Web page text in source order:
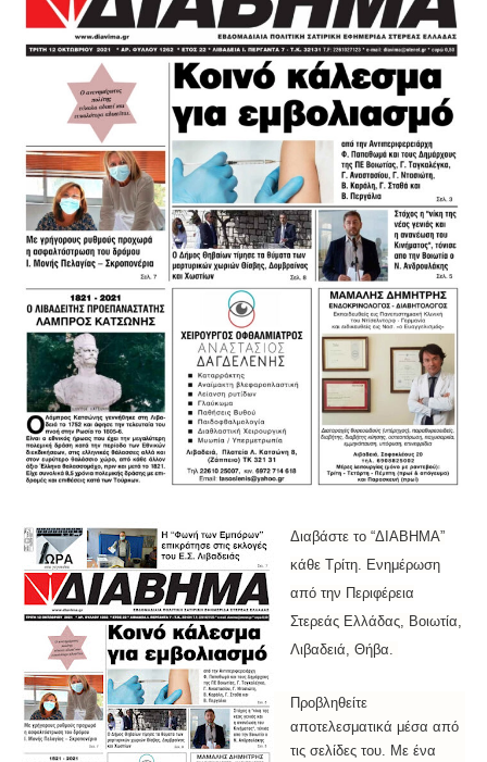
Διαβάστε το “ΔIABHMA”
κάθε Τρίτη. Ενημέρωση
από την Περιφέρεια
Στερεάς Ελλάδας, Βοιωτία,
Λιβαδειά, Θήβα.
Προβληθείτε
αποτελεσματικά μέσα από
τις σελίδες του. Με ένα